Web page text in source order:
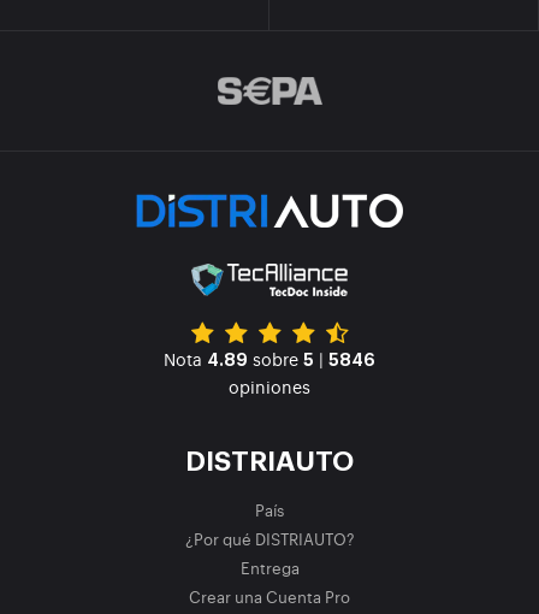
Nota 4.89 sobre 5 | 5846
opiniones
DISTRIAUTO
País
¿Por qué DISTRIAUTO?
Entrega
Crear una Cuenta Pro